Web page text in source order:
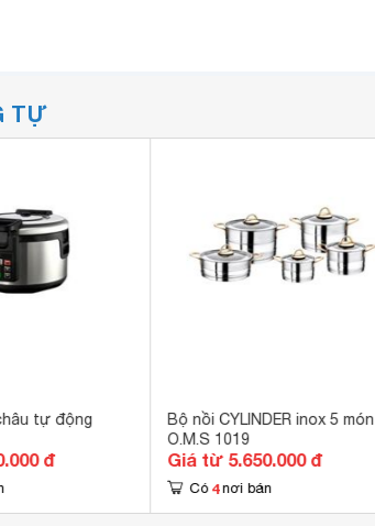
TỰ
tự động
đ
Bộ nồi CYLINDER inox 5 món
O.M.S 1019
Giá từ 5.650.000 đ
Có 4 nơi bán